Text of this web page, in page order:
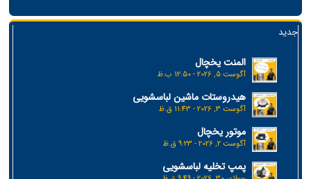
جدید
المنت یخچال
آگوست 5, 2026 - 12:50 ب.ظ
هیدروستات ماشین لباسشویی
آگوست 3, 2026 - 11:43 ق.ظ
موتور یخچال
آگوست 2, 2026 - 9:23 ق.ظ
پمپ تخلیه لباسشویی